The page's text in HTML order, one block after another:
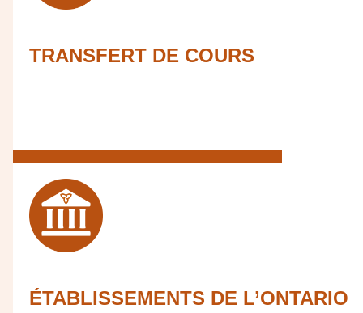
TRANSFERT DE COURS
ÉTABLISSEMENTS DE L’ONTARIO